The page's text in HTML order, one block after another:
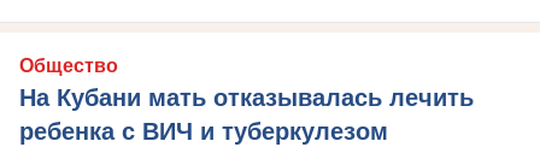
Общество
На Кубани мать отказывалась лечить
ребенка с ВИЧ и туберкулезом